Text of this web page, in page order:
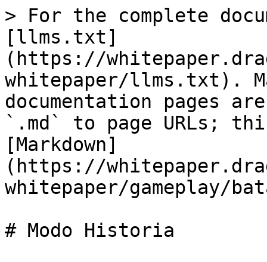
> For the complete
[llms.txt]
(https://
whitepaper/llms.txt).
documentation pages
`.md` to page URLs;
[Markdown]
(https://
whitepaper/gameplay/
# Modo Historia